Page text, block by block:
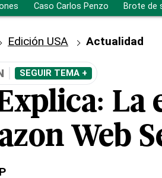
Caso Carlos Penzo Brote de
Edición USA Actualidad
SEGUIR TEMA +
Web